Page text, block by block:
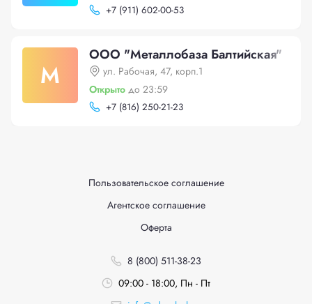
+7 (911) 602-00-53
М
ООО "Металлобаза Балтийская"
ул. Рабочая, 47, корп.1
Открыто до 23:59
+7 (816) 250-21-23
Пользовательское соглашение
Агентское соглашение
Оферта
8 (800) 511-38-23
09:00 - 18:00, Пн - Пт